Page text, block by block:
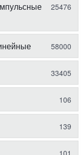
25476
58000
33405
106
139